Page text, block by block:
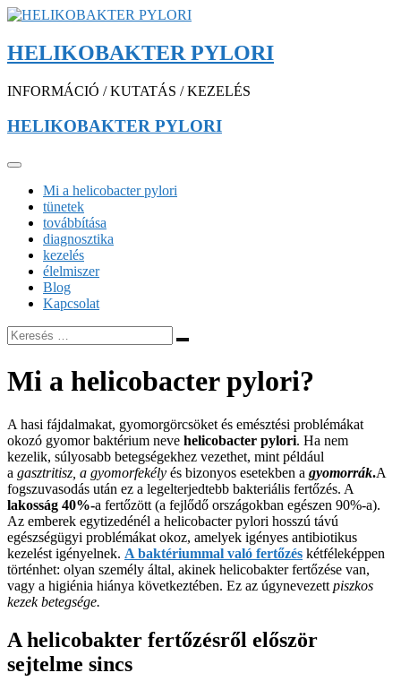
HELIKOBAKTER PYLORI
INFORMÁCIÓ / KUTATÁS / KEZELÉS
HELIKOBAKTER PYLORI
Mi a helicobacter pylori
tünetek
továbbítása
diagnosztika
kezelés
élelmiszer
Blog
Kapcsolat
Mi a helicobacter pylori?
A hasi fájdalmakat, gyomorgörcsöket és emésztési problémákat
okozó gyomor baktérium neve helicobacter pylori. Ha nem
kezelik, súlyosabb betegségekhez vezethet, mint például
a gasztritisz, a gyomorfekély és bizonyos esetekben a gyomorrák.A
fogszuvasodás után ez a legelterjedtebb bakteriális fertőzés. A
lakosság 40%-a fertőzött (a fejlődő országokban egészen 90%-a).
Az emberek egytizedénél a helicobacter pylori hosszú távú
egészségügyi problémákat okoz, amelyek igényes antibiotikus
kezelést igényelnek. A baktériummal való fertőzés kétféleképpen
történhet: olyan személy által, akinek helicobakter fertőzése van,
vagy a higiénia hiánya következtében. Ez az úgynevezett piszkos
kezek betegsége.
A helicobakter fertőzésről először
sejtelme sincs